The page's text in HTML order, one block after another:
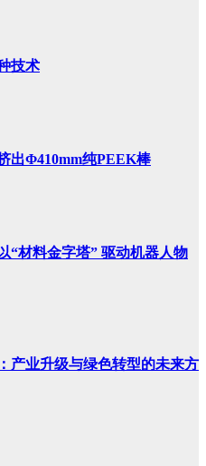
技术
出Φ410mm纯PEEK棒
“材料金字塔” 驱动机器人物
产业升级与绿色转型的未来方